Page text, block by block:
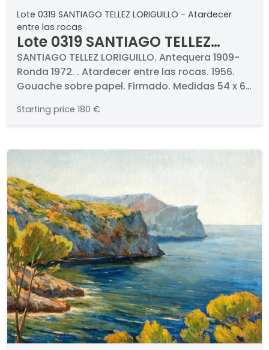
Lote 0319 SANTIAGO TELLEZ LORIGUILLO - Atardecer
entre las rocas
Lote 0319 SANTIAGO TELLEZ
LORIGUILLO - Atardecer entre
las rocas
SANTIAGO TELLEZ LORIGUILLO. Antequera 1909-
Ronda 1972. . Atardecer entre las rocas. 1956.
Gouache sobre papel. Firmado. Medidas 54 x 68
Starting price 180 €